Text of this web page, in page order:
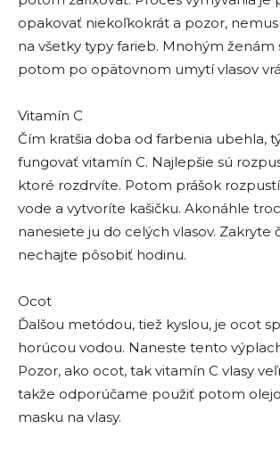
opakovať niekoľkokrát a pozor,
na všetky typy farieb. Mnohým ženám
potom po opätovnom umytí vlasov
Vitamín C
Čím kratšia doba od farbenia ubehla,
fungovať vitamín C. Najlepšie sú
ktoré rozdrvíte. Potom prášok
vode a vytvoríte kašičku. Akonáhle
nanesiete ju do celých vlasov. Zakryte
nechajte pôsobiť hodinu.
Ocot
Ďalšou metódou, tiež kyslou, je ocot
horúcou vodou. Naneste tento
Pozor, ako ocot, tak vitamín C vlasy
takže odporúčame použiť potom
masku na vlasy.